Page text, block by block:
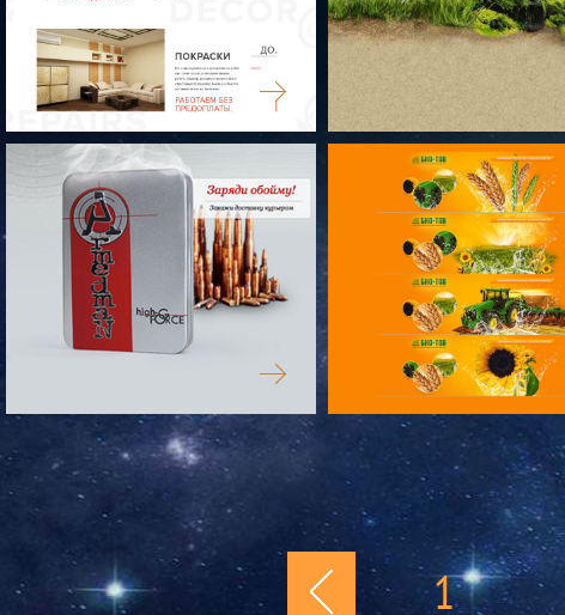
ИНТЕРЬЕР В ДЕТАЛЯХ ORGANIK
ARMEDMAN БИОТОН
1